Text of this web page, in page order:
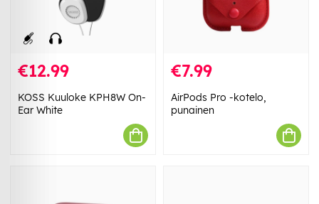
€12.99
KOSS Kuuloke KPH8W On-
Ear White
€7.99
AirPods Pro -kotelo,
punainen